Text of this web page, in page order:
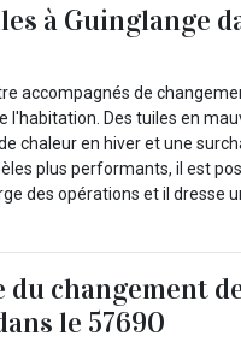
à Guinglange
accompagnés de
l'habitation. Des tuiles en
chaleur en hiver et une
plus performants, il est
des opérations et il dresse
changement
le 57690